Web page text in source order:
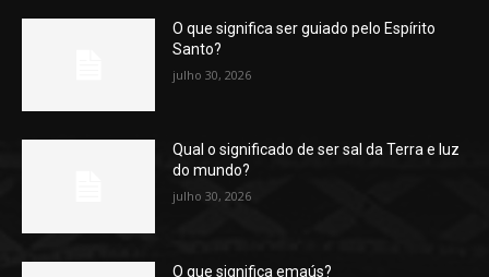
O que significa ser guiado pelo Espírito
Santo?
julho 30, 2026
Qual o significado de ser sal da Terra e luz
do mundo?
julho 30, 2026
O que significa emaús?